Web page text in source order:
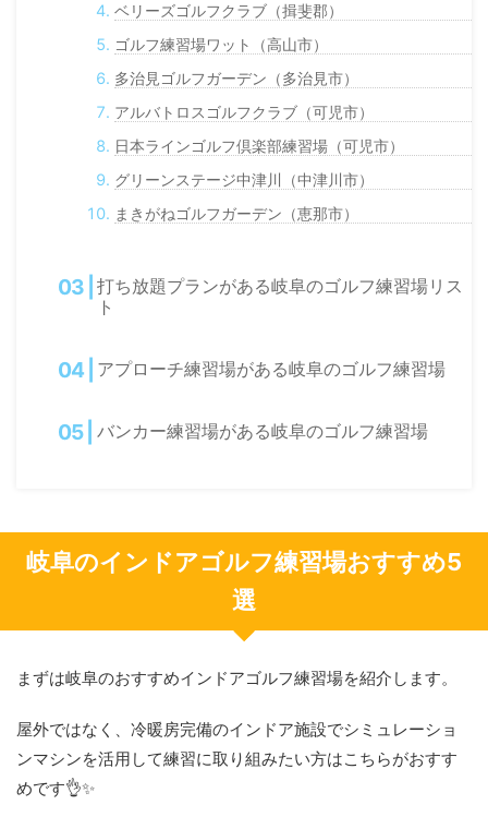
ベリーズゴルフクラブ（揖斐郡）
ゴルフ練習場ワット（高山市）
多治見ゴルフガーデン（多治見市）
アルバトロスゴルフクラブ（可児市）
日本ラインゴルフ倶楽部練習場（可児市）
グリーンステージ中津川（中津川市）
まきがねゴルフガーデン（恵那市）
打ち放題プランがある岐阜のゴルフ練習場リス
ト
アプローチ練習場がある岐阜のゴルフ練習場
バンカー練習場がある岐阜のゴルフ練習場
岐阜のインドアゴルフ練習場おすすめ5
選
まずは岐阜のおすすめインドアゴルフ練習場を紹介します。
屋外ではなく、冷暖房完備のインドア施設でシミュレーショ
ンマシンを活用して練習に取り組みたい方はこちらがおすす
めです👌✨